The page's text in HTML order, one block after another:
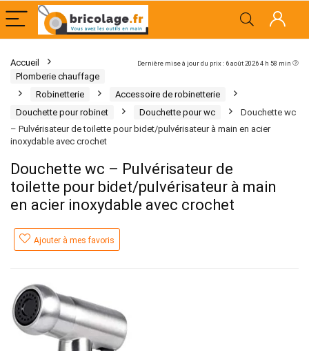
Dernière mise à jour du prix : 6 août 2026 4 h 58 min
Accueil
Plomberie chauffage
Robinetterie
Accessoire de robinetterie
Douchette pour robinet
Douchette pour wc
Douchette wc
– Pulvérisateur de toilette pour bidet/pulvérisateur à main en acier
inoxydable avec crochet
Douchette wc – Pulvérisateur de
toilette pour bidet/pulvérisateur à main
en acier inoxydable avec crochet
Ajouter à mes favoris